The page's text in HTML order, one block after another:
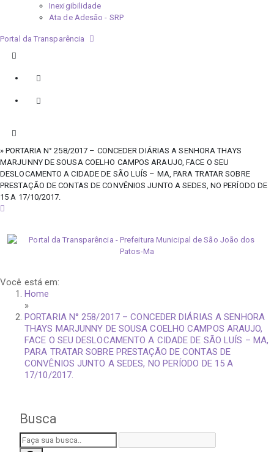
Inexigibilidade
Ata de Adesão - SRP
Portal da Transparência
» PORTARIA N° 258/2017 – CONCEDER DIÁRIAS A SENHORA THAYS
MARJUNNY DE SOUSA COELHO CAMPOS ARAUJO, FACE O SEU
DESLOCAMENTO A CIDADE DE SÃO LUÍS – MA, PARA TRATAR SOBRE
PRESTAÇÃO DE CONTAS DE CONVÊNIOS JUNTO A SEDES, NO PERÍODO DE
15 A 17/10/2017.
Você está em:
Home
»
PORTARIA N° 258/2017 – CONCEDER DIÁRIAS A SENHORA
THAYS MARJUNNY DE SOUSA COELHO CAMPOS ARAUJO,
FACE O SEU DESLOCAMENTO A CIDADE DE SÃO LUÍS – MA,
PARA TRATAR SOBRE PRESTAÇÃO DE CONTAS DE
CONVÊNIOS JUNTO A SEDES, NO PERÍODO DE 15 A
17/10/2017.
Busca